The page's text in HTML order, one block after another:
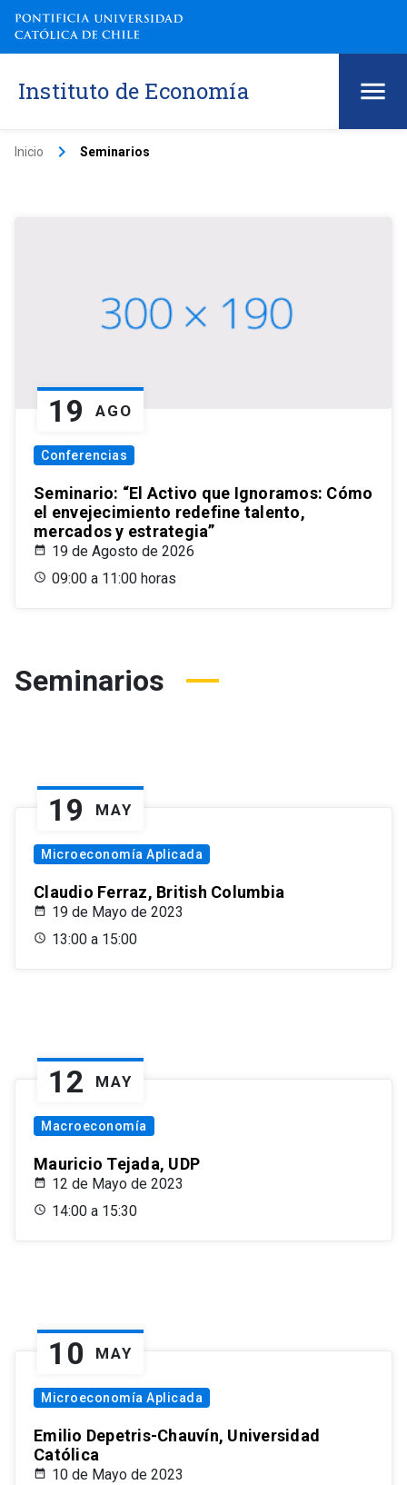
Instituto de Economía
Inicio keyboard_arrow_right Seminarios
19 AGO
Conferencias
Seminario: “El Activo que Ignoramos: Cómo
el envejecimiento redefine talento,
mercados y estrategia”
19 de Agosto de 2026
09:00 a 11:00 horas
Seminarios
19 MAY
Microeconomía Aplicada
Claudio Ferraz, British Columbia
19 de Mayo de 2023
13:00 a 15:00
12 MAY
Macroeconomía
Mauricio Tejada, UDP
12 de Mayo de 2023
14:00 a 15:30
10 MAY
Microeconomía Aplicada
Emilio Depetris-Chauvín, Universidad
Católica
10 de Mayo de 2023